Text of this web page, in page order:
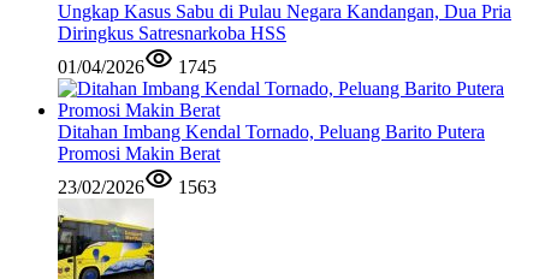
Ungkap Kasus Sabu di Pulau Negara Kandangan, Dua Pria
Diringkus Satresnarkoba HSS
01/04/2026
1745
Ditahan Imbang Kendal Tornado, Peluang Barito Putera
Promosi Makin Berat
23/02/2026
1563